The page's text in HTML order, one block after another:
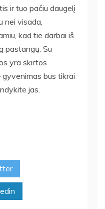
ir tuo pačiu daugelį
nei visada,
kad tie darbai iš
pastangų. Su
yra skirtos
bus tikrai
jas.